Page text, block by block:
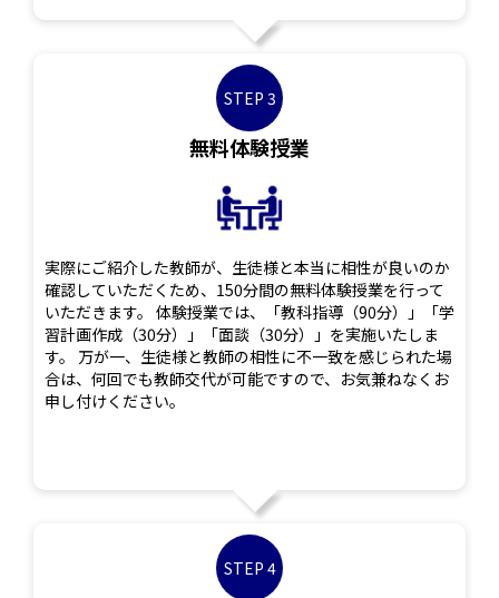
STEP 3
無料体験授業
実際にご紹介した教師が、生徒様と本当に相性が良いのか
確認していただくため、150分間の無料体験授業を行って
いただきます。 体験授業では、「教科指導（90分）」「学
習計画作成（30分）」「面談（30分）」を実施いたしま
す。 万が一、生徒様と教師の相性に不一致を感じられた場
合は、何回でも教師交代が可能ですので、お気兼ねなくお
申し付けください。
STEP 4